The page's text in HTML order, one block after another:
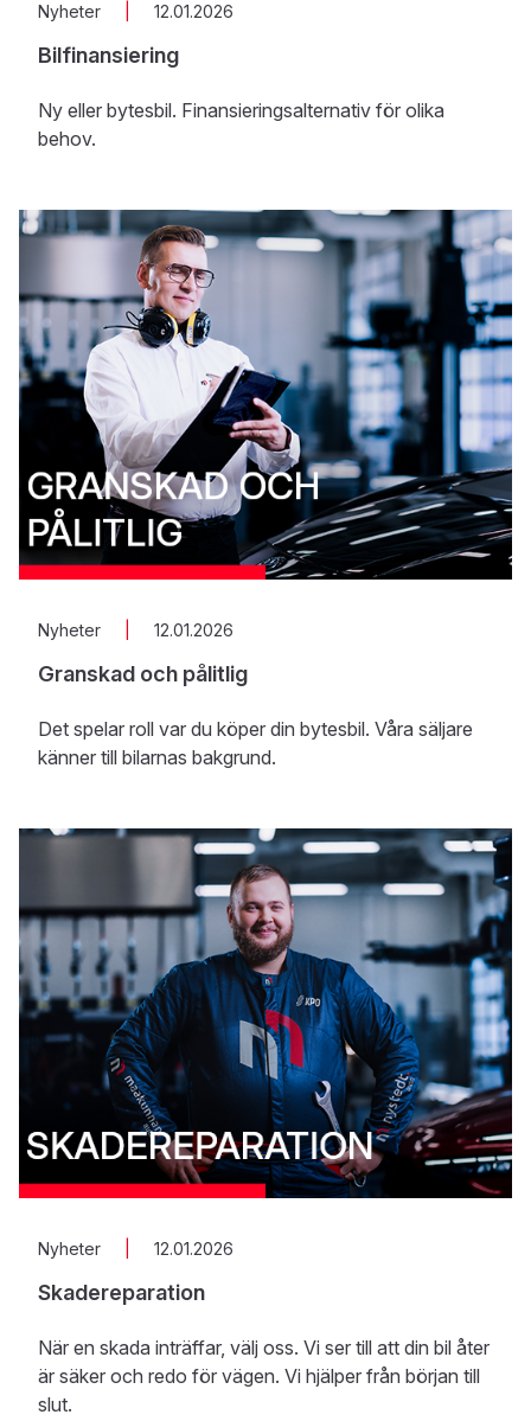
Nyheter 12.01.2026
Bilfinansiering
Ny eller bytesbil. Finansieringsalternativ för olika
behov.
Nyheter 12.01.2026
Granskad och pålitlig
Det spelar roll var du köper din bytesbil. Våra säljare
känner till bilarnas bakgrund.
Nyheter 12.01.2026
Skadereparation
När en skada inträffar, välj oss. Vi ser till att din bil åter
är säker och redo för vägen. Vi hjälper från början till
slut.